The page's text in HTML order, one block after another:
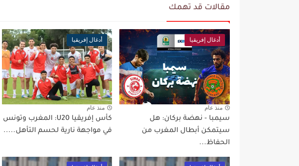
مقالات قد تهمك
أدغال إفريقيا
منذ عام
سيمبا - نهضة بركان: هل
سيتمكن أبطال المغرب من
الحفاظ...
أدغال إفريقيا
منذ عام
كأس إفريقيا U20: المغرب وتونس
في مواجهة نارية لحسم التأهل.....